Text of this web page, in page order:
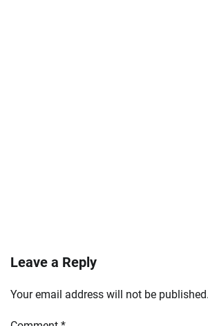
Leave a Reply
Your email address will not be published.